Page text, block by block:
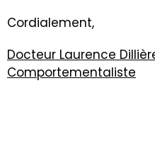
Cordialement,
Docteur Laurence
Comportementaliste